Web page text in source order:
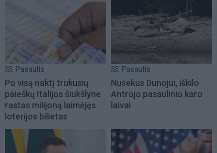
Pasaulis
Po visą naktį trukusių
paieškų Italijos šiukšlyne
rastas milijoną laimėjęs
loterijos bilietas
Pasaulis
Nusekus Dunojui, iškilo
Antrojo pasaulinio karo
laivai